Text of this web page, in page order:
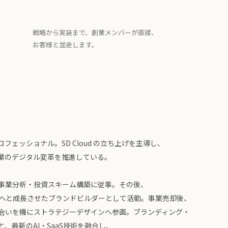
戦略から実装まで、創業メンバーが直接、
お客様と並走します。
ェッショナル。SD Cloud の立ち上げを主導し、
デジタル変革を推進している。
分析・投資スキーム構築に従事。その後、
成長させたブランドビルダーとして活動。事業売却後、
を機にストラテジーデザインへ参画。ブランディング・
最新のAI・SaaS技術を融合し、